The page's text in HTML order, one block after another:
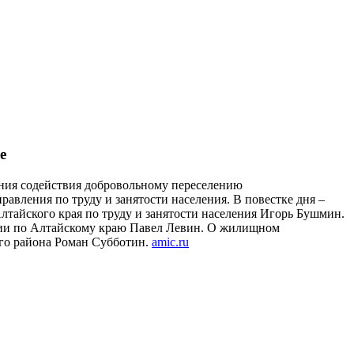
содействия добровольному переселению
по труду и занятости населения. В повестке дня –
края по труду и занятости населения Игорь Бушмин.
по Алтайскому краю Павел Левин. О жилищном
района Роман Субботин. amic.ru